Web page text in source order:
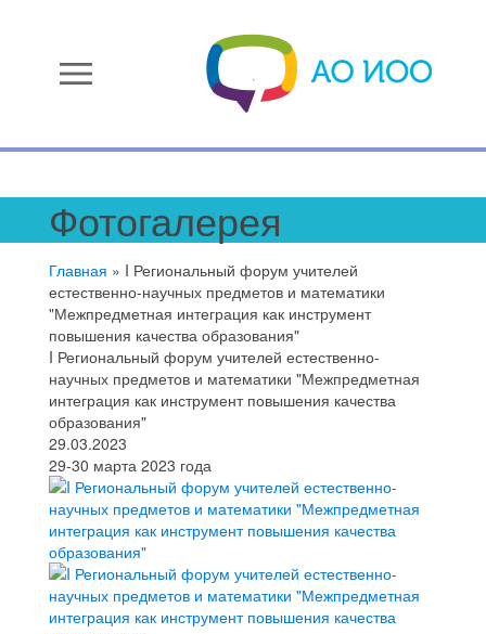
menu
Фотогалерея
Главная » I Региональный форум учителей
естественно-научных предметов и математики
"Межпредметная интеграция как инструмент
повышения качества образования"
I Региональный форум учителей естественно-
научных предметов и математики "Межпредметная
интеграция как инструмент повышения качества
образования"
29.03.2023
29-30 марта 2023 года